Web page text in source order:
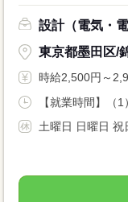
設計（電気・
東京都墨田区/
時給2,500円～
【就業時間】（
土曜日 日曜日 祝